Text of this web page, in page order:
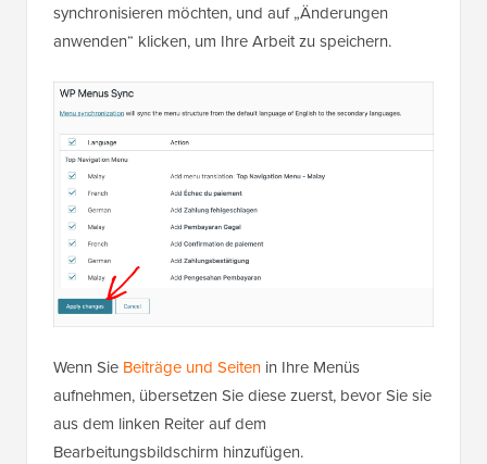
synchronisieren möchten, und auf „Änderungen
anwenden“ klicken, um Ihre Arbeit zu speichern.
Wenn Sie Beiträge und Seiten in Ihre Menüs
aufnehmen, übersetzen Sie diese zuerst, bevor Sie sie
aus dem linken Reiter auf dem
Bearbeitungsbildschirm hinzufügen.